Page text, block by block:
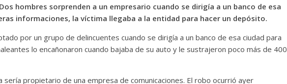
hombres sorprenden a un empresario cuando se dirigía a un banco de esa
informaciones, la víctima llegaba a la entidad para hacer un depósito.
por un grupo de delincuentes cuando se dirigía a un banco de esa ciudad para
lo encañonaron cuando bajaba de su auto y le sustrajeron poco más de 400
sería propietario de una empresa de comunicaciones. El robo ocurrió ayer